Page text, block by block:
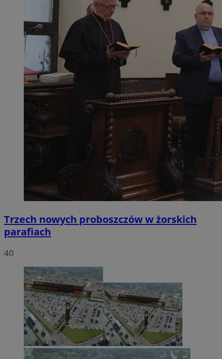
Trzech nowych proboszczów w żorskich
parafiach
40